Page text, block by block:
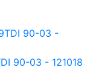
90-03 - 121018